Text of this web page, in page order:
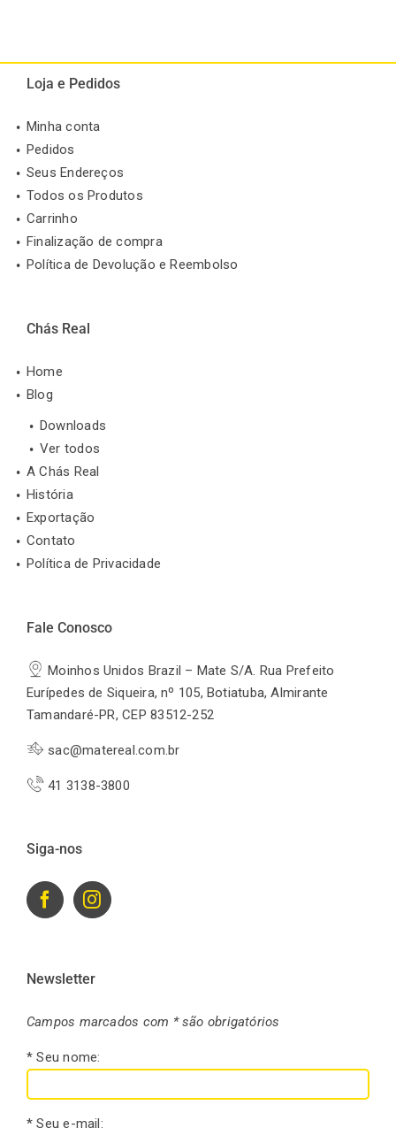
Loja e Pedidos
Minha conta
Pedidos
Seus Endereços
Todos os Produtos
Carrinho
Finalização de compra
Política de Devolução e Reembolso
Chás Real
Home
Blog
Downloads
Ver todos
A Chás Real
História
Exportação
Contato
Política de Privacidade
Fale Conosco
Moinhos Unidos Brazil – Mate S/A. Rua Prefeito
Eurípedes de Siqueira, nº 105, Botiatuba, Almirante
Tamandaré-PR, CEP 83512-252
sac@matereal.com.br
41 3138-3800
Siga-nos
Newsletter
Campos marcados com * são obrigatórios
* Seu nome:
* Seu e-mail: